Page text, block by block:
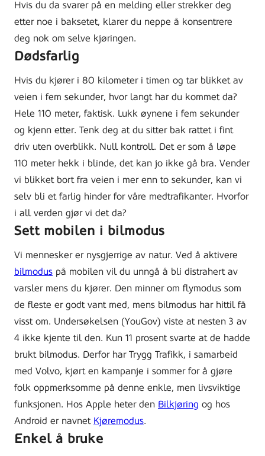
Hvis du da svarer på en melding eller strekker deg
etter noe i baksetet, klarer du neppe å konsentrere
deg nok om selve kjøringen.
Dødsfarlig
Hvis du kjører i 80 kilometer i timen og tar blikket av
veien i fem sekunder, hvor langt har du kommet da?
Hele 110 meter, faktisk. Lukk øynene i fem sekunder
og kjenn etter. Tenk deg at du sitter bak rattet i fint
driv uten overblikk. Null kontroll. Det er som å løpe
110 meter hekk i blinde, det kan jo ikke gå bra. Vender
vi blikket bort fra veien i mer enn to sekunder, kan vi
selv bli et farlig hinder for våre medtrafikanter. Hvorfor
i all verden gjør vi det da?
Sett mobilen i bilmodus
Vi mennesker er nysgjerrige av natur. Ved å aktivere
bilmodus på mobilen vil du unngå å bli distrahert av
varsler mens du kjører. Den minner om flymodus som
de fleste er godt vant med, mens bilmodus har hittil få
visst om. Undersøkelsen (YouGov) viste at nesten 3 av
4 ikke kjente til den. Kun 11 prosent svarte at de hadde
brukt bilmodus. Derfor har Trygg Trafikk, i samarbeid
med Volvo, kjørt en kampanje i sommer for å gjøre
folk oppmerksomme på denne enkle, men livsviktige
funksjonen. Hos Apple heter den Bilkjøring og hos
Android er navnet Kjøremodus.
Enkel å bruke